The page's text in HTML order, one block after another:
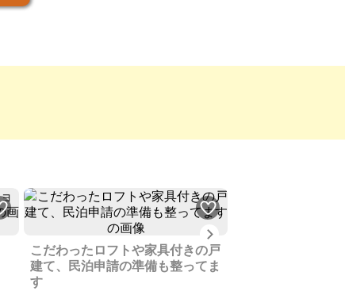
こだわったロフトや家具付きの戸
建て、民泊申請の準備も整ってま
す